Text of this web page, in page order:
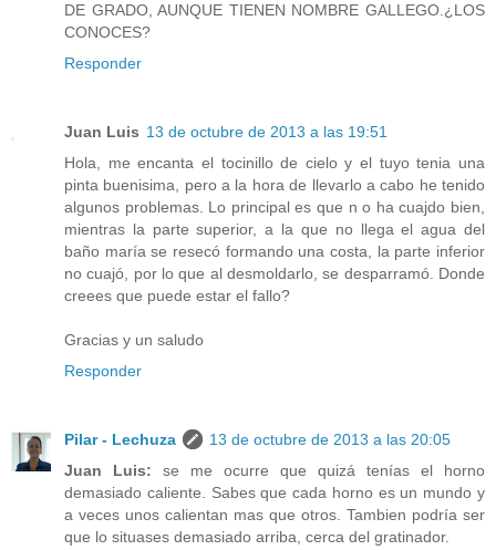
DE GRADO, AUNQUE TIENEN NOMBRE GALLEGO.¿LOS
CONOCES?
Responder
Juan Luis 13 de octubre de 2013 a las 19:51
Hola, me encanta el tocinillo de cielo y el tuyo tenia una
pinta buenisima, pero a la hora de llevarlo a cabo he tenido
algunos problemas. Lo principal es que n o ha cuajdo bien,
mientras la parte superior, a la que no llega el agua del
baño maría se resecó formando una costa, la parte inferior
no cuajó, por lo que al desmoldarlo, se desparramó. Donde
creees que puede estar el fallo?
Gracias y un saludo
Responder
Pilar - Lechuza
13 de octubre de 2013 a las 20:05
Juan Luis: se me ocurre que quizá tenías el horno
demasiado caliente. Sabes que cada horno es un mundo y
a veces unos calientan mas que otros. Tambien podría ser
que lo situases demasiado arriba, cerca del gratinador.